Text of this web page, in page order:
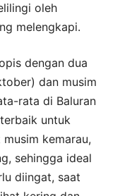
oleh
melengkapi.
dengan dua
dan musim
rata di Baluran
untuk
kemarau,
sehingga ideal
diingat, saat